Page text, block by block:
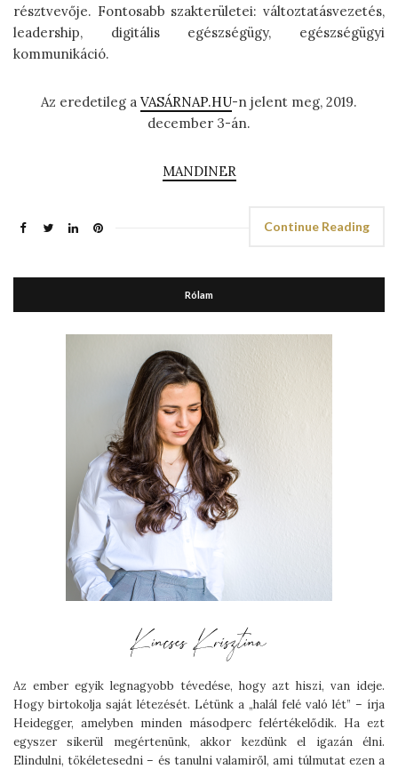
résztvevője. Fontosabb szakterületei: változtatásvezetés,
leadership, digitális egészségügy, egészségügyi
kommunikáció.
Az eredetileg a VASÁRNAP.HU-n jelent meg, 2019.
december 3-án.
MANDINER
Continue Reading
Rólam
Az ember egyik legnagyobb tévedése, hogy azt hiszi, van ideje.
Hogy birtokolja saját létezését. Létünk a „halál felé való lét” – írja
Heidegger, amelyben minden másodperc felértékelődik. Ha ezt
egyszer sikerül megértenünk, akkor kezdünk el igazán élni.
Elindulni, tökéletesedni – és tanulni valamiről, ami túlmutat ezen a